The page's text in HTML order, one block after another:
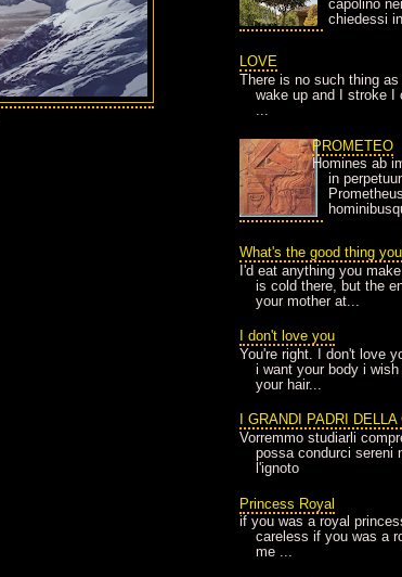
capolino
chiedessi
LOVE
There is no such thing as
wake up and I stroke
...
PROMETEO
Homines ab
in
What's the good thing
I'd eat anything you
is cold there, but the
your mother at...
I don't love you
You're right. I don't love
i want your body i
your hair...
I GRANDI PADRI
Vorremmo studiarli
possa condurci sereni
l'ignoto
Princess Royal
if you was a royal
careless if you was a
me ...